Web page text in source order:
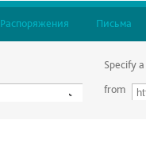
Распоряжения Письма
Specify
from